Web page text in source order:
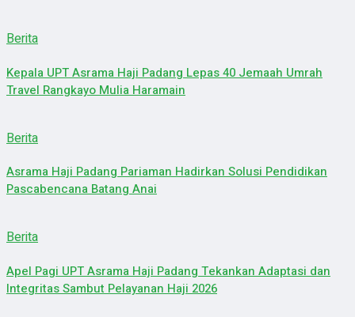
Berita
Kepala UPT Asrama Haji Padang Lepas 40 Jemaah Umrah
Travel Rangkayo Mulia Haramain
Berita
Asrama Haji Padang Pariaman Hadirkan Solusi Pendidikan
Pascabencana Batang Anai
Berita
Apel Pagi UPT Asrama Haji Padang Tekankan Adaptasi dan
Integritas Sambut Pelayanan Haji 2026